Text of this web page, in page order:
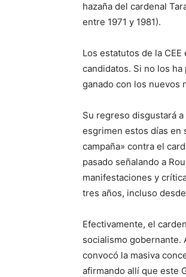
hazaña del cardenal
entre 1971 y 1981).
Los estatutos de la
candidatos. Si no los
ganado con los nuevos
Su regreso disgustará
esgrimen estos días en
campaña» contra el
pasado señalando a
manifestaciones y
tres años, incluso
Efectivamente, el
socialismo gobernante.
convocó la masiva
afirmando allí que este